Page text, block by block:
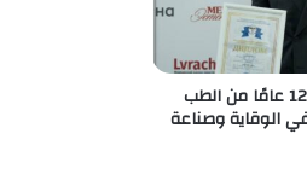
أوليغ أباكوموف.. 12 عامًا من الطب
الوقاية وصناعة